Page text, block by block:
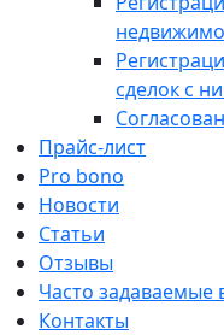
сделок с
Прайс-лист
Pro bono
Новости
Статьи
Отзывы
Часто задаваемые
Контакты